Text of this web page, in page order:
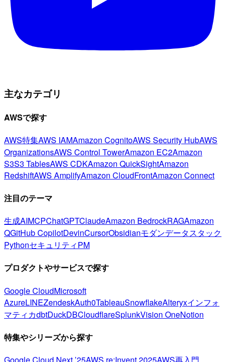
主なカテゴリ
AWSで探す
AWS特集AWS IAMAmazon CognitoAWS Security HubAWS
OrganizationsAWS Control TowerAmazon EC2Amazon
S3S3 TablesAWS CDKAmazon QuickSightAmazon
RedshiftAWS AmplifyAmazon CloudFrontAmazon Connect
注目のテーマ
生成AIMCPChatGPTClaudeAmazon BedrockRAGAmazon
QGitHub CopilotDevinCursorObsidianモダンデータスタック
PythonセキュリティPM
プロダクトやサービスで探す
Google CloudMicrosoft
AzureLINEZendeskAuth0TableauSnowflakeAlteryxインフォ
マティカdbtDuckDBCloudflareSplunkVision OneNotion
特集やシリーズから探す